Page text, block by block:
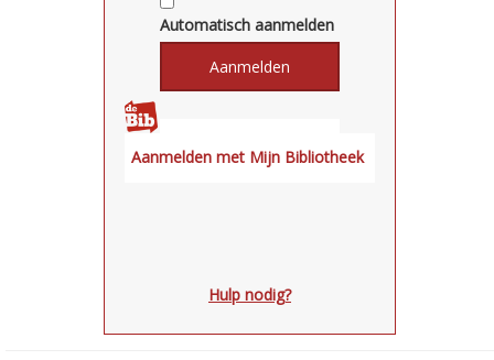
Automatisch aanmelden
Hulp nodig?